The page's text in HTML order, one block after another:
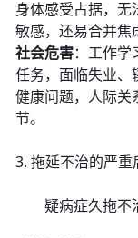
身体感受占据，
敏感，还易合并焦
社会危害：工作学
任务，面临失业、
健康问题，人际关
节。
3. 拖延不治的严重
疑病症久拖不